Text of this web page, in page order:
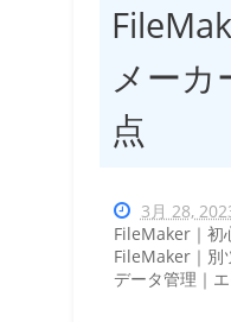
メーカ
点
3月 28,
FileMaker｜初
FileMaker｜別
データ管理｜